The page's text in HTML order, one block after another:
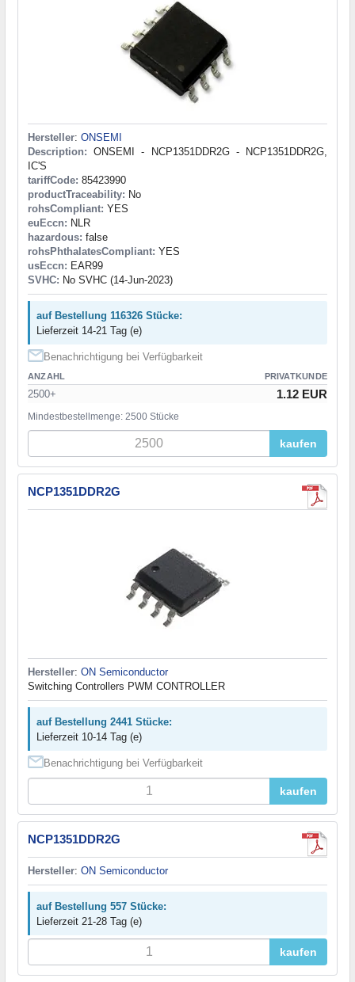
Hersteller: ONSEMI
Description: ONSEMI - NCP1351DDR2G - NCP1351DDR2G,
IC'S
tariffCode: 85423990
productTraceability: No
rohsCompliant: YES
euEccn: NLR
hazardous: false
rohsPhthalatesCompliant: YES
usEccn: EAR99
SVHC: No SVHC (14-Jun-2023)
auf Bestellung 116326 Stücke:
Lieferzeit 14-21 Tag (e)
Benachrichtigung bei Verfügbarkeit
ANZAHL PRIVATKUNDE
2500+ 1.12 EUR
Mindestbestellmenge: 2500 Stücke
kaufen
NCP1351DDR2G
Hersteller: ON Semiconductor
Switching Controllers PWM CONTROLLER
auf Bestellung 2441 Stücke:
Lieferzeit 10-14 Tag (e)
Benachrichtigung bei Verfügbarkeit
kaufen
NCP1351DDR2G
Hersteller: ON Semiconductor
auf Bestellung 557 Stücke:
Lieferzeit 21-28 Tag (e)
kaufen